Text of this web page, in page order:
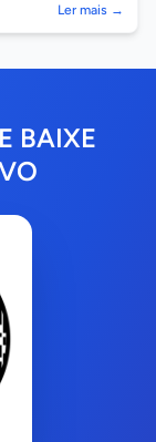
Ler mais →
BAIXE